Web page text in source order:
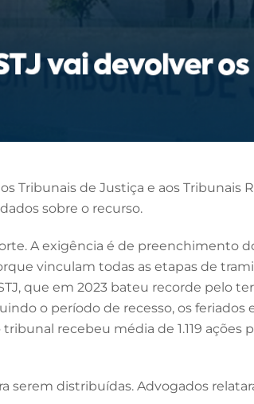
Tribunais de Justiça e aos Tribunais
sobre o recurso.
A exigência é de preenchimento
vinculam todas as etapas de
que em 2023 bateu recorde pelo
o período de recesso, os feriados
recebeu média de 1.119 ações
distribuídas. Advogados